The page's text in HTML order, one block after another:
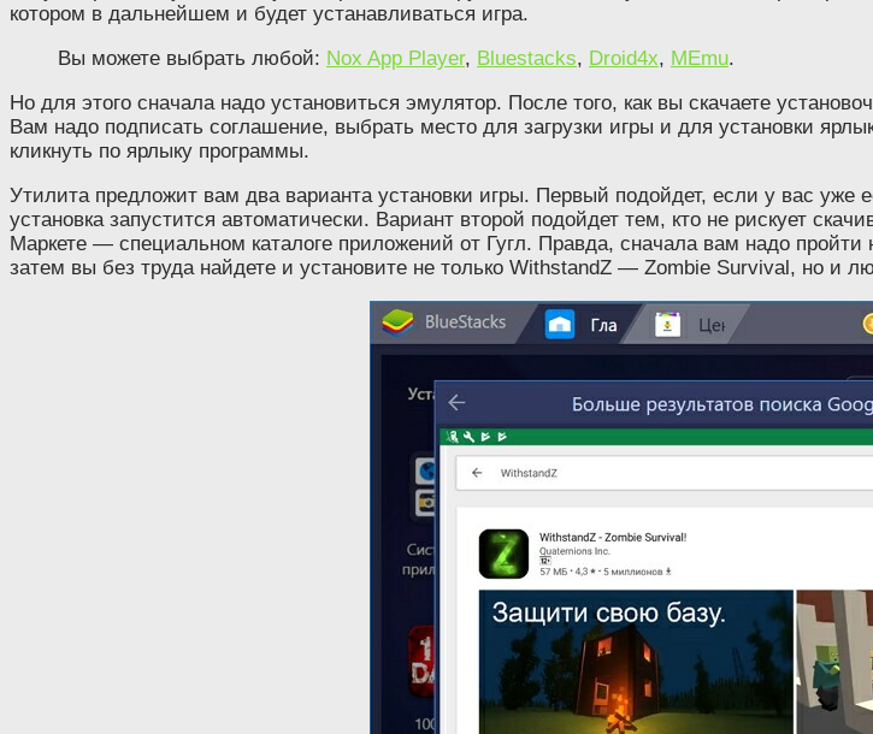
котором в дальнейшем и будет устанавливаться игра.
Вы можете выбрать любой: Nox App Player, Bluestacks, Droid4x, MEmu.
Но для этого сначала надо установиться эмулятор. После того, как вы скачаете
Вам надо подписать соглашение, выбрать место для загрузки игры и для установки
кликнуть по ярлыку программы.
Утилита предложит вам два варианта установки игры. Первый подойдет, если у вас
установка запустится автоматически. Вариант второй подойдет тем, кто не рискует
Маркете — специальном каталоге приложений от Гугл. Правда, сначала вам надо
затем вы без труда найдете и установите не только WithstandZ — Zombie Survival, но и